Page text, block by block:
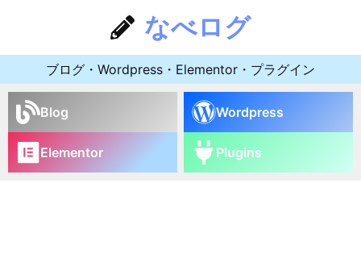
なべログ
ブログ・Wordpress・Elementor・プラグイン
Blog Wordpress
Elementor Plugins